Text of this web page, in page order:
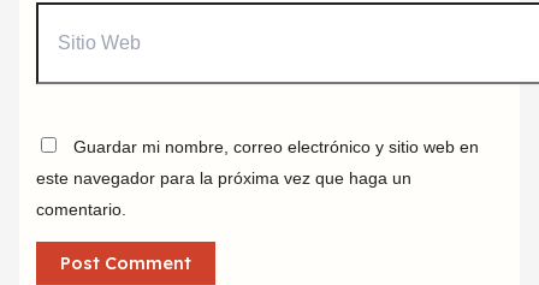
Guardar mi nombre, correo electrónico y sitio web en
este navegador para la próxima vez que haga un
comentario.